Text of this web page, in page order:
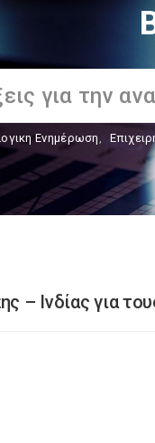
Ενημέρωση,
– Ινδίας για